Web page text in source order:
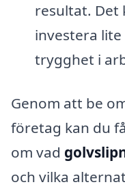
resultat. Det
investera
trygghet i
Genom att be
företag kan du
om vad
och vilka